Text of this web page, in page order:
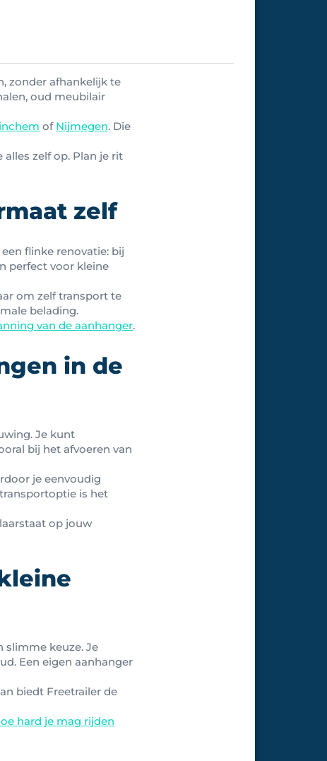
zonder afhankelijk te
oud meubilair
of Nijmegen. Die
zelf op. Plan je rit
zelf
flinke renovatie: bij
perfect voor kleine
om zelf transport te
belading.
van de aanhanger.
in de
Je kunt
bij het afvoeren van
je eenvoudig
is het
op jouw
slimme keuze. Je
Een eigen aanhanger
biedt Freetrailer de
hard je mag rijden